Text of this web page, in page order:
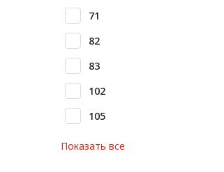
Система V-паза NEW!
Алюминиевые промышленные
ограждения
Алюминиевая промышленная
мебель
Крейты и кассеты Subrack
71
82
83
102
105
Показать все